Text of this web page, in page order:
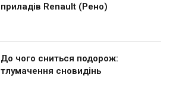
приладів Renault (Рено)
До чого сниться подорож:
тлумачення сновидінь